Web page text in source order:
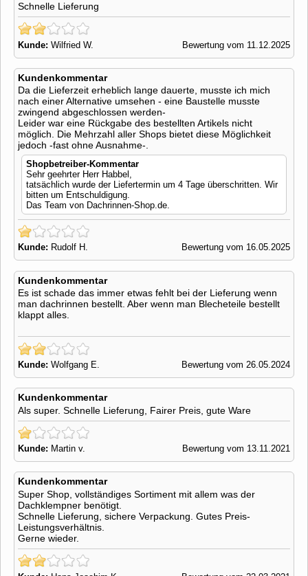
Schnelle Lieferung
Kunde: Wilfried W. Bewertung vom 11.12.2025
Kundenkommentar
Da die Lieferzeit erheblich lange dauerte, musste ich mich
nach einer Alternative umsehen - eine Baustelle musste
zwingend abgeschlossen werden-
Leider war eine Rückgabe des bestellten Artikels nicht
möglich. Die Mehrzahl aller Shops bietet diese Möglichkeit
jedoch -fast ohne Ausnahme-.
Shopbetreiber-Kommentar
Sehr geehrter Herr Habbel,
tatsächlich wurde der Liefertermin um 4 Tage überschritten. Wir
bitten um Entschuldigung.
Das Team von Dachrinnen-Shop.de.
Kunde: Rudolf H. Bewertung vom 16.05.2025
Kundenkommentar
Es ist schade das immer etwas fehlt bei der Lieferung wenn
man dachrinnen bestellt. Aber wenn man Blecheteile bestellt
klappt alles.
Kunde: Wolfgang E. Bewertung vom 26.05.2024
Kundenkommentar
Als super. Schnelle Lieferung, Fairer Preis, gute Ware
Kunde: Martin v. Bewertung vom 13.11.2021
Kundenkommentar
Super Shop, vollständiges Sortiment mit allem was der
Dachklempner benötigt.
Schnelle Lieferung, sichere Verpackung. Gutes Preis-
Leistungsverhältnis.
Gerne wieder.